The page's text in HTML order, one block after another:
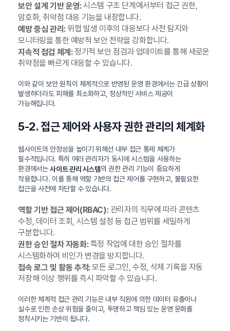
보안 설계 기반 운영:시스템 구조 단계에서부터 접근 권한,
암호화, 취약점 대응 기능을 내장합니다.
예방 중심 관리:위협 발생 이후의 대응보다 사전 탐지와
모니터링을 통한 예방적 보안 전략을 강화합니다.
지속적 점검 체계:정기적 보안 점검과 업데이트를 통해 새로운
취약점을 빠르게 대응할 수 있습니다.
이와 같이 보안 원칙이 체계적으로 반영된 운영 환경에서는 긴급 상황이
발생하더라도 피해를 최소화하고, 정상적인 서비스 제공이
가능해집니다.
5-2. 접근 제어와 사용자 권한 관리의 체계화
웹사이트의 안정성을 높이기 위해선 내부 접근 통제 체계가
필수적입니다. 특히 여러 관리자가 동시에 시스템을 사용하는
환경에서는사이트 관리 시스템의 권한 관리 기능이 중요하게
작용합니다. 이를 통해 역할 기반의 접근 제어를 구현하고, 불필요한
접근을 사전에 차단할 수 있습니다.
역할 기반 접근 제어(RBAC):관리자의 직무에 따라 콘텐츠
수정, 데이터 조회, 시스템 설정 등 접근 범위를 세밀하게
구분합니다.
권한 승인 절차 자동화:특정 작업에 대한 승인 절차를
시스템화하여 비인가 변경을 방지합니다.
접속 로그 및 활동 추적:모든 로그인, 수정, 삭제 기록을 자동
저장해 이상 행위를 즉시 파악할 수 있습니다.
이러한 체계적 접근 관리 기능은 내부 직원에 의한 데이터 유출이나
실수로 인한 손상 위험을 줄이고, 투명하고 책임 있는 운영 문화를
정착시키는 기반이 됩니다.